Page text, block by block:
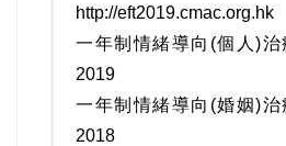
http://eft2019.cmac.org.hk
一年制情緒導向(個人)治
2019
一年制情緒導向(婚姻)治
2018